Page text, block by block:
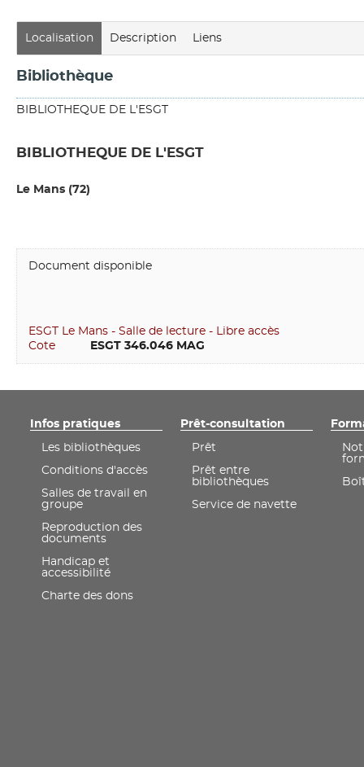
Localisation Description Liens
Bibliothèque
BIBLIOTHEQUE DE L'ESGT
BIBLIOTHEQUE DE L'ESGT
Le Mans (72)
Document disponible
Cote
ESGT Le Mans - Salle de lecture - Libre accès
         ESGT 346.046 MAG
Infos pratiques
Les bibliothèques
Conditions d'accès
Salles de travail en
groupe
Reproduction des
documents
Handicap et
accessibilité
Charte des dons
Prêt-consultation
Prêt
Prêt entre
bibliothèques
Service de navette